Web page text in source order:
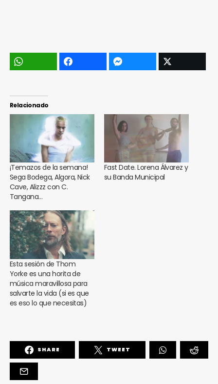
Relacionado
¡Temazos de la semana!
Sega Bodega, Algora, Nick
Cave, Alizzz con C.
Tangana…
Fast Date. Lorena Álvarez y
su Banda Municipal
Esta sesión de Thom
Yorke es una horita de
música maravillosa para
salvarte la vida (si es que
es eso lo que necesitas)
SHARE TWEET